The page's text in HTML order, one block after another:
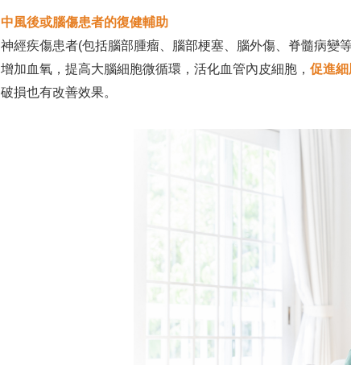
中風後或腦傷患者的復健輔助
神經疾傷患者(包括腦部腫瘤、腦部梗塞、腦外傷、脊髓病變
增加血氧，提高大腦細胞微循環，活化血管內皮細胞，促進
破損也有改善效果。